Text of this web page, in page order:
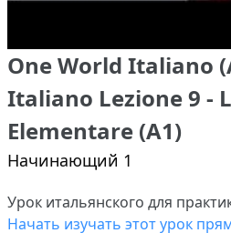
One World Italiano
Italiano Lezione 9 -
Elementare (A1)
Начинающий 1
Урок итальянского для
Начать изучать этот урок